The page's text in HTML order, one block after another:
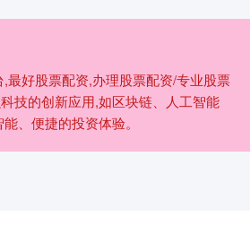
最好股票配资,办理股票配资/专业股票
技的创新应用,如区块链、人工智能
、便捷的投资体验。